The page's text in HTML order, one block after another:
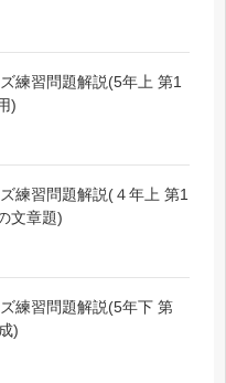
練習問題解説(5年上 第1
)
練習問題解説(４年上 第1
文章題)
練習問題解説(5年下 第
)